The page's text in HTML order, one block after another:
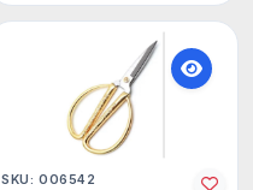
SKU: 006542